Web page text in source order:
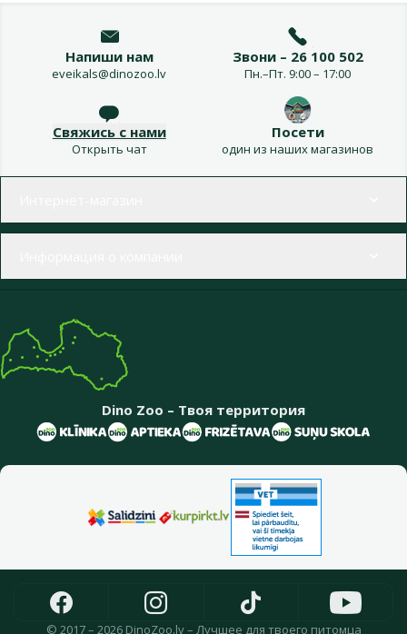
Напиши нам
eveikals@dinozoo.lv
Звони – 26 100 502
Пн.–Пт. 9:00 – 17:00
Свяжись с нами
Открыть чат
Посети
один из наших магазинов
Dino Zoo – Твоя территория
© 2017 – 2026 DinoZoo.lv – Лучшее для твоего питомца